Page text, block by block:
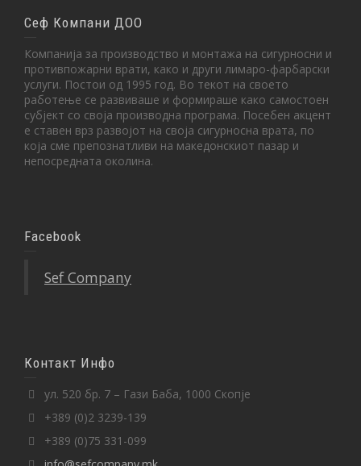
Сеф Компани ДОО
Компанија за производство и монтажа на сигурносни и
противпожарни врати, како и други лимаро-фарбарски
услуги. Постои од 1995 год. Во текот на своето
работење се развиваше и формираше како самостоен
субјект со своја производна програма. Посебен акцент
е ставен врз развојот на своја сигурносна врата, по
која сме препознатливи на македонскиот пазар и
непосредната околина.
Facebook
Sef Company
Контакт Инфо
ул. 520 бр. 7 – Гази Баба, 1000 Скопје
+389 (0)2 3239-139
+389 (0)75 331-099